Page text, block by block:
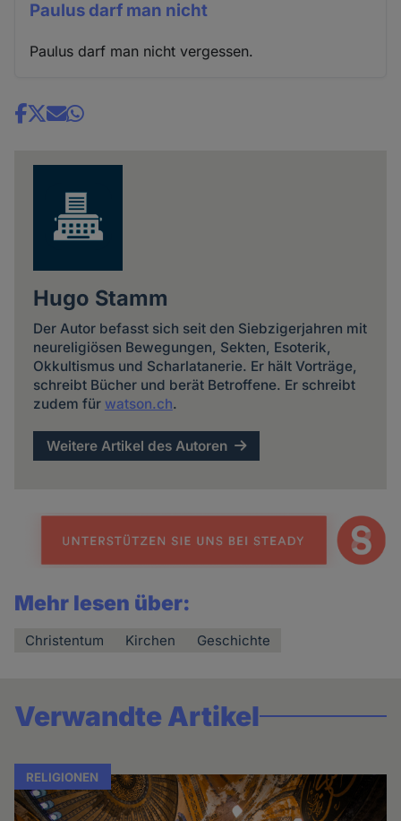
Paulus darf man nicht
Paulus darf man nicht vergessen.
Share
Hugo Stamm
Der Autor befasst sich seit den Siebzigerjahren mit
neureligiösen Bewegungen, Sekten, Esoterik,
Okkultismus und Scharlatanerie. Er hält Vorträge,
schreibt Bücher und berät Betroffene. Er schreibt
zudem für watson.ch.
Weitere Artikel des Autoren
Mehr lesen über:
Christentum Kirchen Geschichte
Verwandte Artikel
RELIGIONEN